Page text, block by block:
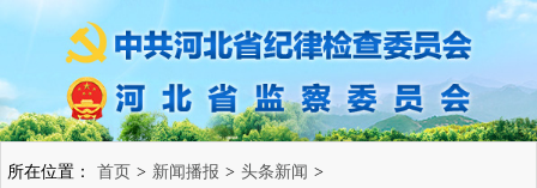
所在位置： 首页 > 新闻播报 > 头条新闻 >